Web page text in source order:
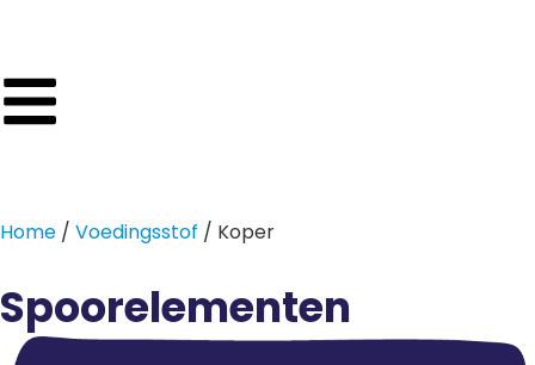
Home / Voedingsstof / Koper
Spoorelementen